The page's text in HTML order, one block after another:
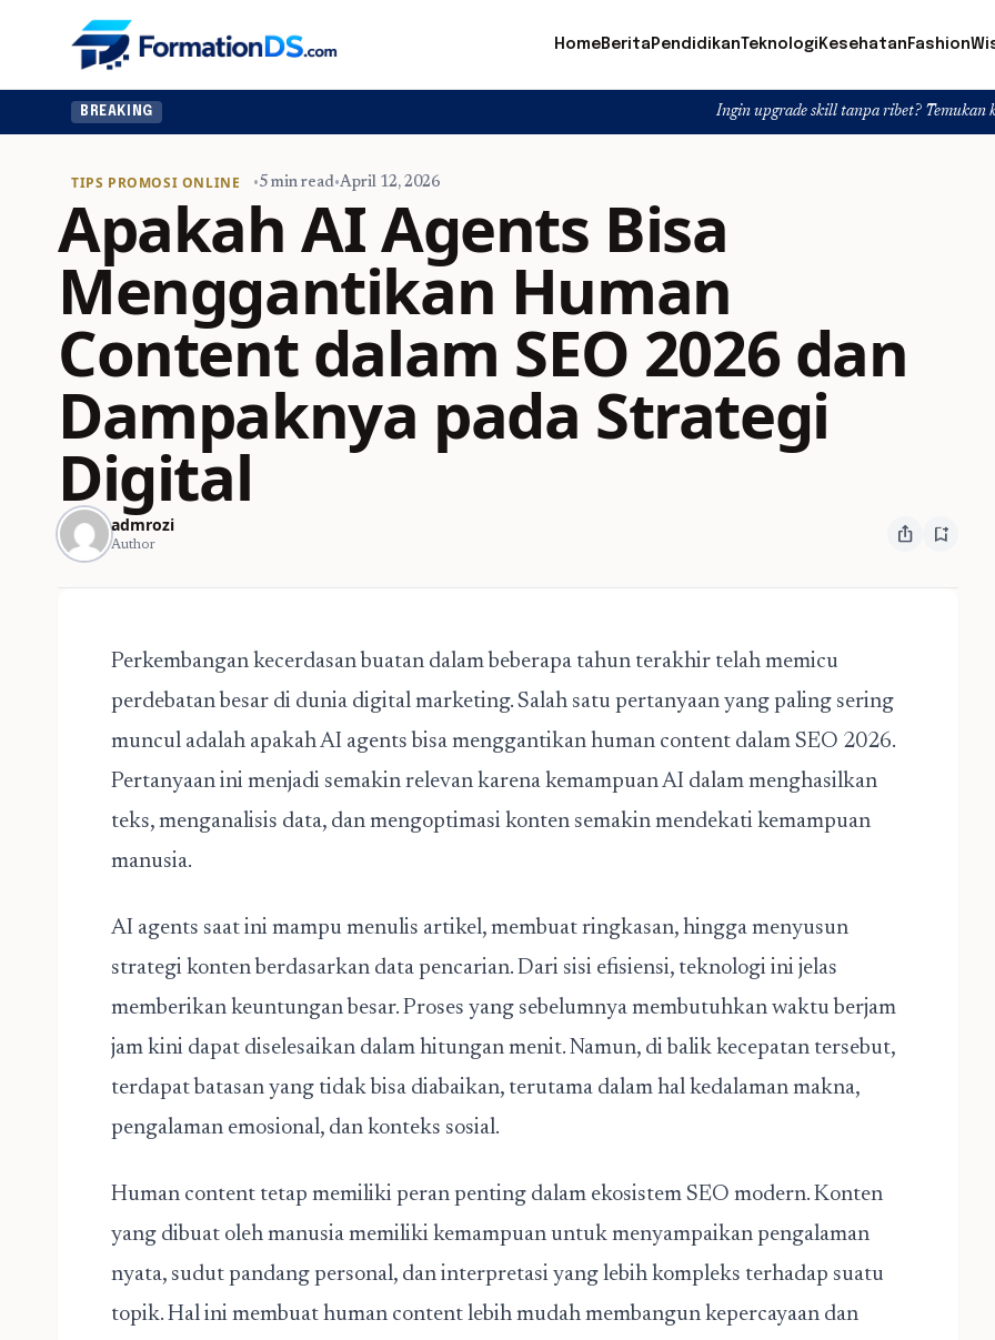
HomeBerita PendidikanTeknologi Kesehatan Fashion
BREAKING Ingin upgrade skill tanpa ribet? Temukan kelas seru dan
TIPS PROMOSI ONLINE •5 min read•April 12, 2026
Apakah AI Agents Bisa
Menggantikan Human
Content dalam SEO 2026 dan
Dampaknya pada Strategi
Digital
admrozi
Author ios_share bookmark_add
Perkembangan kecerdasan buatan dalam beberapa tahun terakhir telah memicu
perdebatan besar di dunia digital marketing. Salah satu pertanyaan yang paling sering
muncul adalah apakah AI agents bisa menggantikan human content dalam SEO 2026.
Pertanyaan ini menjadi semakin relevan karena kemampuan AI dalam menghasilkan
teks, menganalisis data, dan mengoptimasi konten semakin mendekati kemampuan
manusia.
AI agents saat ini mampu menulis artikel, membuat ringkasan, hingga menyusun
strategi konten berdasarkan data pencarian. Dari sisi efisiensi, teknologi ini jelas
memberikan keuntungan besar. Proses yang sebelumnya membutuhkan waktu berjam
jam kini dapat diselesaikan dalam hitungan menit. Namun, di balik kecepatan tersebut,
terdapat batasan yang tidak bisa diabaikan, terutama dalam hal kedalaman makna,
pengalaman emosional, dan konteks sosial.
Human content tetap memiliki peran penting dalam ekosistem SEO modern. Konten
yang dibuat oleh manusia memiliki kemampuan untuk menyampaikan pengalaman
nyata, sudut pandang personal, dan interpretasi yang lebih kompleks terhadap suatu
topik. Hal ini membuat human content lebih mudah membangun kepercayaan dan